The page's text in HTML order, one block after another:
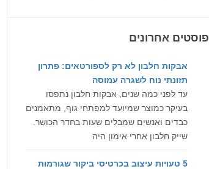
פוסטים אחרונים
אבקות חלבון לא רק לספורטאים: פתרון
תזונתי נוח לשגרה עמוסה
עד לפני כמה שנים, אבקות חלבון נתפסו
בעיקר כמוצר שמיועד למפתחי גוף, מתאמנים
כבדים ואנשים שמבלים שעות בחדר הכושר.
שייק חלבון אחרי אימון היה
5 טעויות עיצוב בכרטיסי ביקור שגורמות